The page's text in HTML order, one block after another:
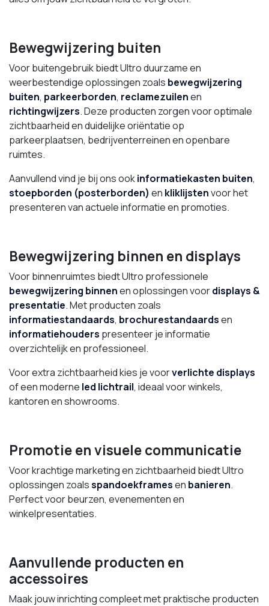
Bewegwijzering buiten
Voor buitengebruik biedt Ultro duurzame en
weerbestendige oplossingen zoals bewegwijzering
buiten, parkeerborden, reclamezuilenen
richtingwijzers. Deze producten zorgen voor optimale
zichtbaarheid en duidelijke oriëntatie op
parkeerplaatsen, bedrijventerreinen en openbare
ruimtes.
Aanvullend vind je bij ons ookinformatiekasten buiten,
stoepborden (posterborden) en kliklijstenvoor het
presenteren van actuele informatie en promoties.
Bewegwijzering binnen en displays
Voor binnenruimtes biedt Ultro professionele
bewegwijzering binnenen oplossingen voordisplays &
presentatie. Met producten zoals
informatiestandaards, brochurestandaardsen
informatiehouders presenteer je informatie
overzichtelijk en professioneel.
Voor extra zichtbaarheid kies je voorverlichte displays
of een moderne led lichtrail, ideaal voor winkels,
kantoren en showrooms.
Promotie en visuele communicatie
Voor krachtige marketing en zichtbaarheid biedt Ultro
oplossingen zoalsspandoekframesen banieren.
Perfect voor beurzen, evenementen en
winkelpresentaties.
Aanvullende producten en
accessoires
Maak jouw inrichting compleet met praktische producten